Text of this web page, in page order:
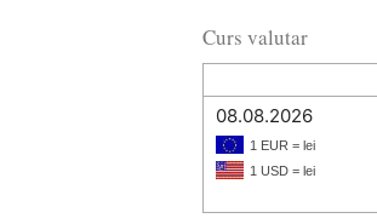
Curs valutar
08.08.2026
1 EUR = lei
1 USD = lei